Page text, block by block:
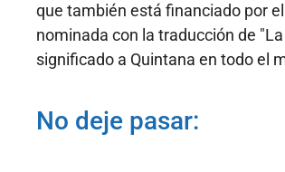
que también está financiado por
nominada con la traducción de
significado a Quintana en todo el
No deje pasar: